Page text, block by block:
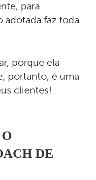
para
adotada faz toda
porque ela
portanto, é uma
clientes!
DE